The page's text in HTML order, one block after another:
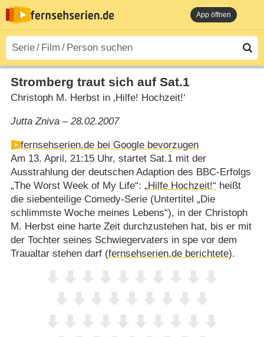
App öffnen
Stromberg traut sich auf Sat.1
Christoph M. Herbst in ‚Hilfe! Hochzeit!‘
Jutta Zniva – 28.02.2007
fernsehserien.de bei Google bevorzugen
Am 13. April, 21:15 Uhr, startet Sat.1 mit der
Ausstrahlung der deutschen Adaption des BBC-Erfolgs
„The Worst Week of My Life“: „Hilfe Hochzeit!“ heißt
die siebenteilige Comedy-Serie (Untertitel „Die
schlimmste Woche meines Lebens“), in der Christoph
M. Herbst eine harte Zeit durchzustehen hat, bis er mit
der Tochter seines Schwiegervaters in spe vor dem
Traualtar stehen darf (fernsehserien.de berichtete).